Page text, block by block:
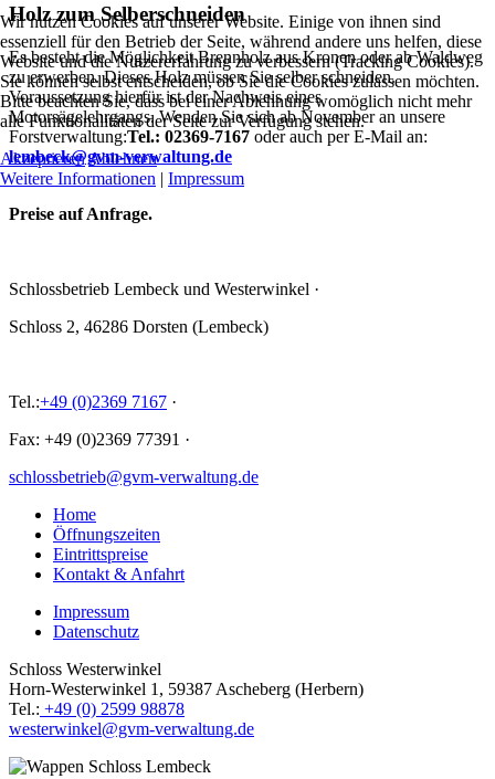
Holz zum Selberschneiden
Es besteht die Möglichkeit Brennholz aus Kronen oder ab Waldweg
zu erwerben. Dieses Holz müssen Sie selber schneiden.
Voraussetzung hierfür ist der Nachweis eines
Motorsägelehrgangs. Wenden Sie sich ab November an unsere
Forstverwaltung:Tel.: 02369-7167 oder auch per E-Mail an:
lembeck@gvm-verwaltung.de
Preise auf Anfrage.
Schlossbetrieb Lembeck und Westerwinkel ·
Schloss 2, 46286 Dorsten (Lembeck)
Tel.:+49 (0)2369 7167 ·
Fax: +49 (0)2369 77391 ·
schlossbetrieb@gvm-verwaltung.de
Home
Öffnungszeiten
Eintrittspreise
Kontakt & Anfahrt
Impressum
Datenschutz
Schloss Westerwinkel
Horn-Westerwinkel 1, 59387 Ascheberg (Herbern)
Tel.: +49 (0) 2599 98878
westerwinkel@gvm-verwaltung.de
Wir nutzen Cookies auf unserer Website. Einige von ihnen sind
essenziell für den Betrieb der Seite, während andere uns helfen, diese
Website und die Nutzererfahrung zu verbessern (Tracking Cookies).
Sie können selbst entscheiden, ob Sie die Cookies zulassen möchten.
Bitte beachten Sie, dass bei einer Ablehnung womöglich nicht mehr
alle Funktionalitäten der Seite zur Verfügung stehen.
AkzeptierenAblehnen
Weitere Informationen | Impressum